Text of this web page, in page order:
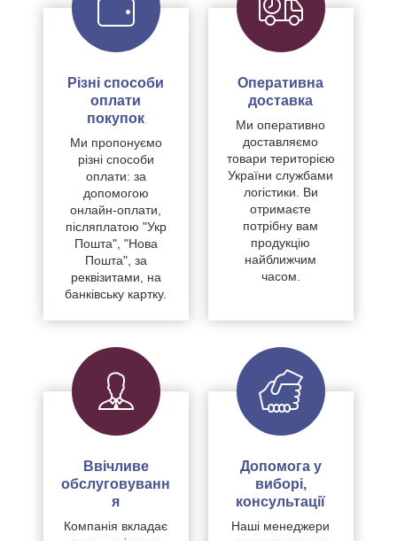
Різні способи
оплати
покупок
Ми пропонуємо
різні способи
оплати: за
допомогою
онлайн-оплати,
післяплатою "Укр
Пошта", "Нова
Пошта", за
реквізитами, на
банківську картку.
Оперативна
доставка
Ми оперативно
доставляємо
товари територією
України службами
логістики. Ви
отримаєте
потрібну вам
продукцію
найближчим
часом.
Ввічливе
обслуговуванн
я
Компанія вкладає
Допомога у
виборі,
консультації
Наші менеджери